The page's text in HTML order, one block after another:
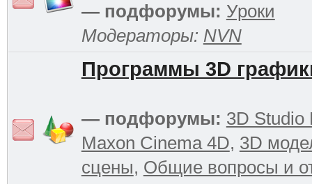
— подфорумы: Уроки
Модераторы: NVN
Программы 3D
— подфорумы: 3D Studio
Maxon Cinema 4D, 3D
сцены, Общие вопросы и